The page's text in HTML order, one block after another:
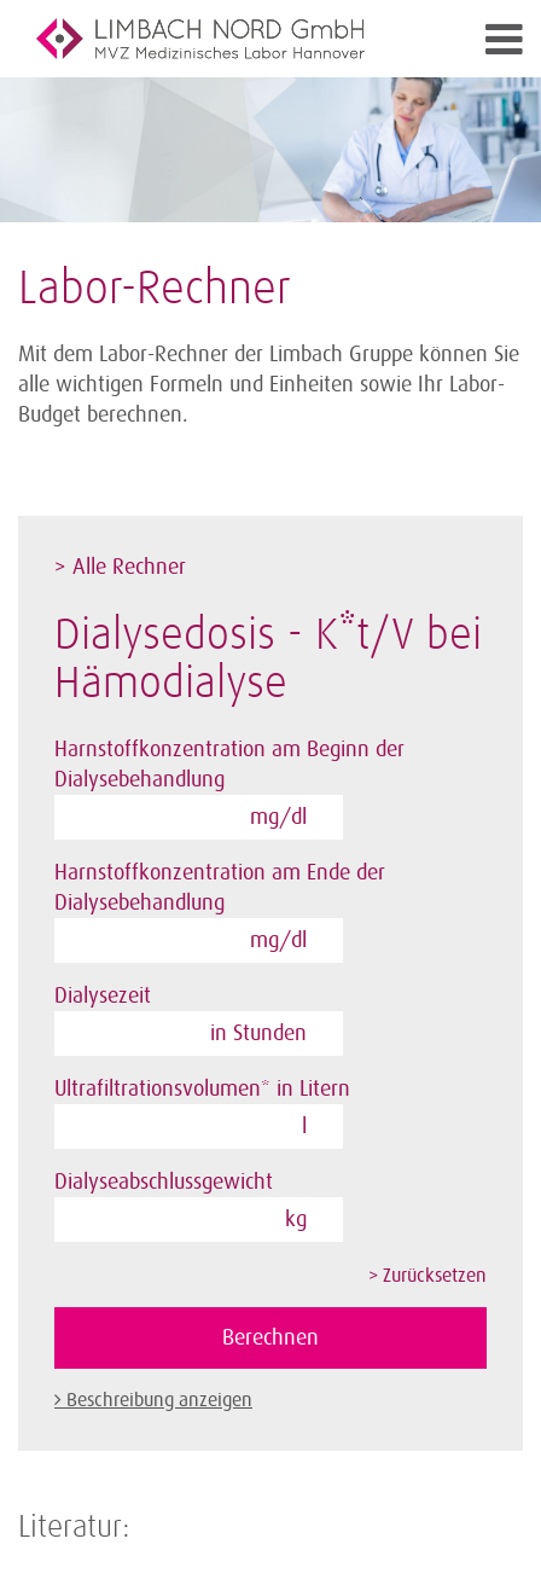
Labor-Rechner
Mit dem Labor-Rechner der Limbach Gruppe können Sie
alle wichtigen Formeln und Einheiten sowie Ihr Labor-
Budget berechnen.
> Alle Rechner
Dialysedosis - K*t/V bei
Hämodialyse
Harnstoffkonzentration am Beginn der
Dialysebehandlung
mg/dl
Harnstoffkonzentration am Ende der
Dialysebehandlung
mg/dl
Dialysezeit
in Stunden
Ultrafiltrationsvolumen* in Litern
Dialyseabschlussgewicht
kg
Beschreibung anzeigen
Literatur: